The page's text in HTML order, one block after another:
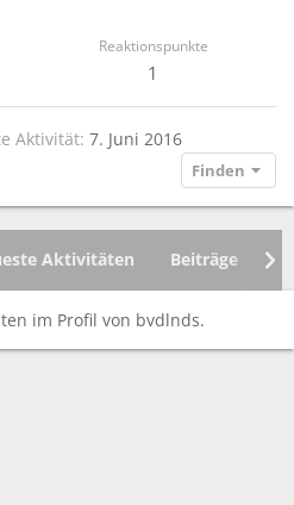
Reaktionspunkte
1
Aktivität 7. Juni 2016
Finden
Aktivitäten Beiträge
im Profil von bvdlnds.